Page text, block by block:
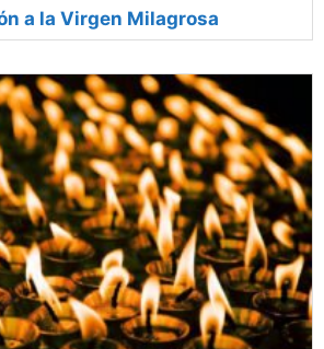
a la Virgen Milagrosa